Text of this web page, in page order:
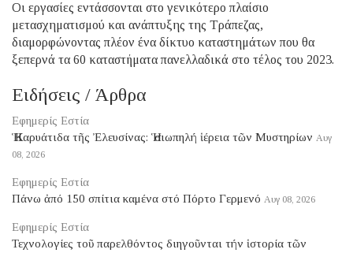
Οι εργασίες εντάσσονται στο γενικότερο πλαίσιο
μετασχηματισμού και ανάπτυξης της Τράπεζας,
διαμορφώνοντας πλέον ένα δίκτυο καταστημάτων που θα
ξεπερνά τα 60 καταστήματα πανελλαδικά στο τέλος του 2023.
Ειδήσεις / Άρθρα
Εφημερίς Εστία
Ἡ Καρυάτιδα τῆς Ἐλευσίνας: Ἡ σιωπηλή ἱέρεια τῶν Μυστηρίων Αυγ
08, 2026
Εφημερίς Εστία
Πάνω ἀπό 150 σπίτια καμένα στό Πόρτο Γερμενό Αυγ 08, 2026
Εφημερίς Εστία
Τεχνολογίες τοῦ παρελθόντος διηγοῦνται τήν ἱστορία τῶν